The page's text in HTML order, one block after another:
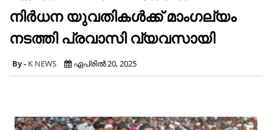
നിർധന യുവതികൾക്ക് മാംഗല്യം
നടത്തി പ്രവാസി വ്യവസായി
K NEWS ഏപ്രിൽ 20, 2025